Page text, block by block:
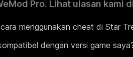
Pro. Lihat ulasan kami
menggunakan cheat di Star
dengan versi game